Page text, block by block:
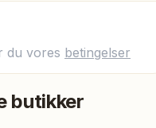
du vores betingelser
butikker